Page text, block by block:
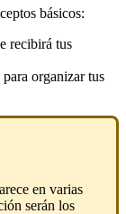
básicos:
recibirá tus
organizar tus
en varias
serán los